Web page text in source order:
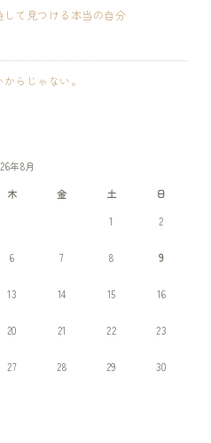
て見つける本当の自分
らじゃない。
年8月
木 金 土
日
1
2
6 7 8 9
13 14 15 16
20 21 22 23
27 28 29 30